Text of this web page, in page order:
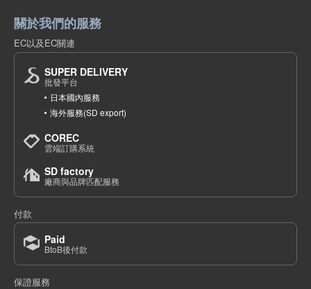
關於我們的服務
EC以及EC關連
SUPER DELIVERY
批發平台
日本國內服務
海外服務(SD export)
COREC
雲端訂購系統
SD factory
廠商與品牌匹配服務
付款
Paid
BtoB後付款
保證服務